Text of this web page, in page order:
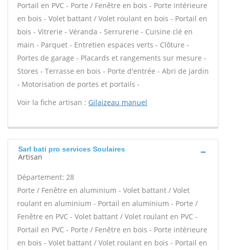
Portail en PVC - Porte / Fenêtre en bois - Porte intérieure
en bois - Volet battant / Volet roulant en bois - Portail en
bois - Vitrerie - Véranda - Serrurerie - Cuisine clé en
main - Parquet - Entretien espaces verts - Clôture -
Portes de garage - Placards et rangements sur mesure -
Stores - Terrasse en bois - Porte d'entrée - Abri de jardin
- Motorisation de portes et portails -
Voir la fiche artisan : Gilaizeau manuel
Sarl bati pro services Soulaires
Artisan
Département: 28
Porte / Fenêtre en aluminium - Volet battant / Volet
roulant en aluminium - Portail en aluminium - Porte /
Fenêtre en PVC - Volet battant / Volet roulant en PVC -
Portail en PVC - Porte / Fenêtre en bois - Porte intérieure
en bois - Volet battant / Volet roulant en bois - Portail en